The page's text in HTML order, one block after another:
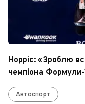
Норріс: «Зроблю
чемпіона Формули-
Автоспорт